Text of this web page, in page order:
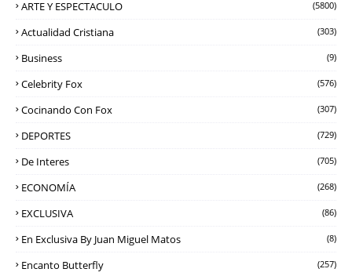
ARTE Y ESPECTACULO (5800)
Actualidad Cristiana (303)
Business (9)
Celebrity Fox (576)
Cocinando Con Fox (307)
DEPORTES (729)
De Interes (705)
ECONOMÍA (268)
EXCLUSIVA (86)
En Exclusiva By Juan Miguel Matos (8)
Encanto Butterfly (257)